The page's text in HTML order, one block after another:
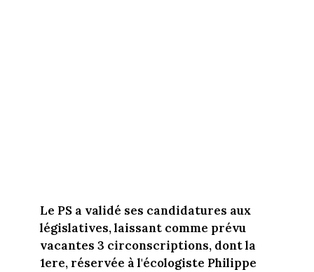
Le PS a validé ses candidatures aux
législatives, laissant comme prévu
vacantes 3 circonscriptions, dont la
1ere, réservée à l'écologiste Philippe